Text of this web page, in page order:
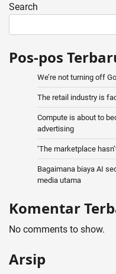
Search
Pos-pos
We’re not turning off
The retail industry is
Compute is about to
advertising
‘The marketplace
Bagaimana biaya AI
media utama
Komentar
No comments to show.
Arsip